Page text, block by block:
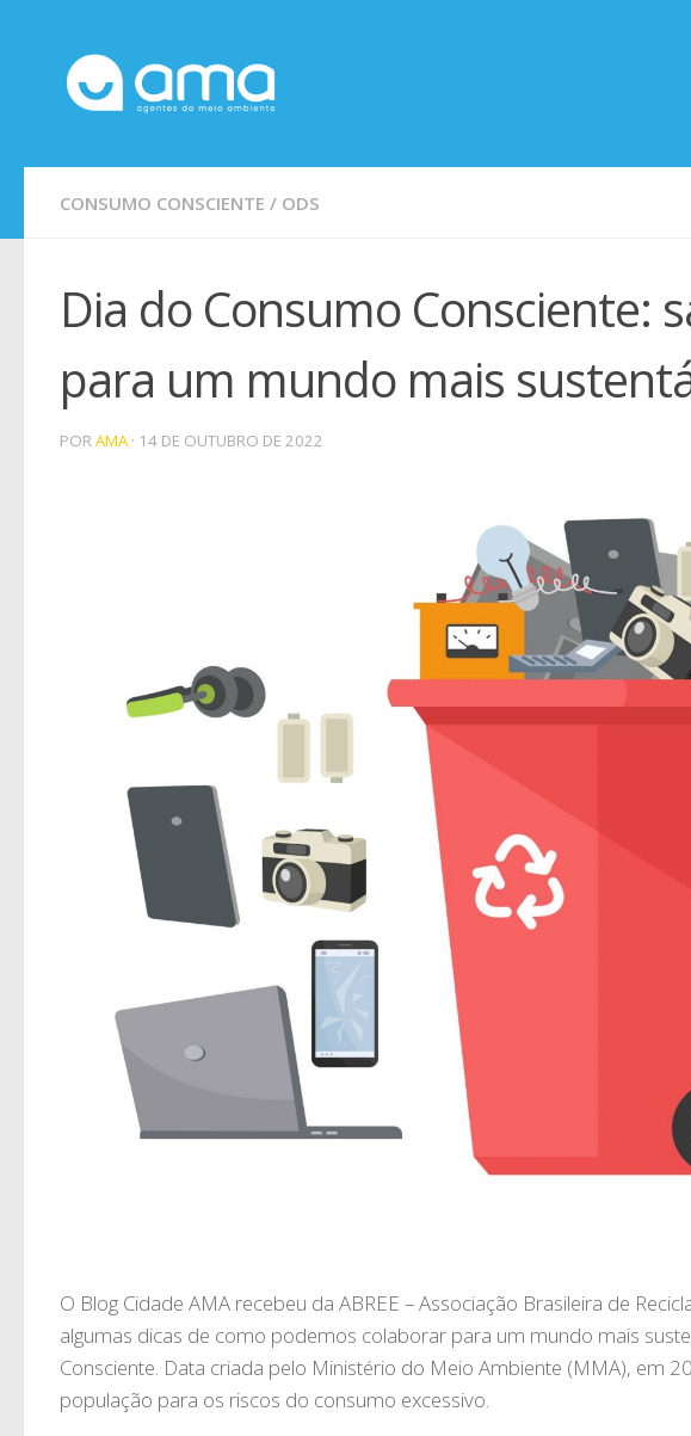
CONSUMO CONSCIENTE / ODS
Dia do Consumo Consciente:
para um mundo mais
PORAMA · 14 DE OUTUBRO DE 2022
O Blog Cidade AMA recebeu da ABREE – Associação Brasileira de
algumas dicas de como podemos colaborar para um mundo mais
Consciente. Data criada pelo Ministério do Meio Ambiente (MMA), em
população para os riscos do consumo excessivo.